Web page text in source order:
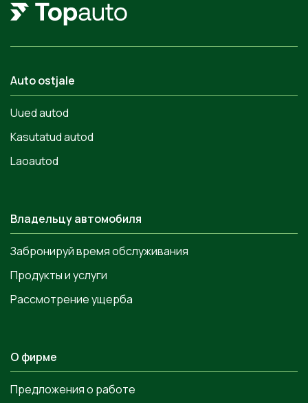
Auto ostjale
Uued autod
Kasutatud autod
Laoautod
Владельцу автомобиля
Забронируй время обслуживания
Продукты и услуги
Рассмотрение ущерба
О фирме
Предложения о работе